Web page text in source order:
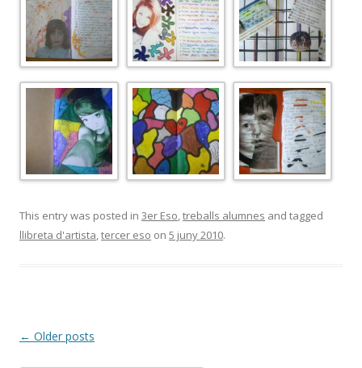
This entry was posted in 3er Eso,treballs alumnes and tagged
llibreta d'artista,tercer eso on 5 juny 2010.
Post
← Older posts